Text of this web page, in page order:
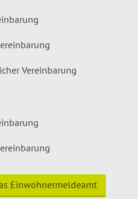
Vereinbarung
Einwohnermeldeamt